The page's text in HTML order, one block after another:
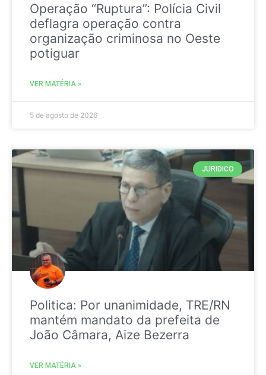
Operação “Ruptura”: Polícia Civil
deflagra operação contra
organização criminosa no Oeste
potiguar
VER MATÉRIA »
5 de agosto de 2026
JURIDICO
Politica: Por unanimidade, TRE/RN
mantém mandato da prefeita de
João Câmara, Aize Bezerra
VER MATÉRIA »